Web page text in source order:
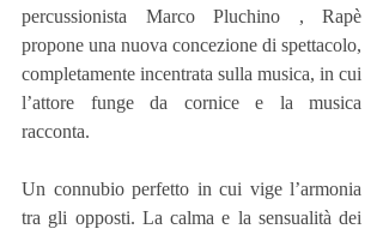
percussionista Marco Pluchino , Rapè
propone una nuova concezione di spettacolo,
completamente incentrata sulla musica, in cui
l’attore funge da cornice e la musica
racconta.
Un connubio perfetto in cui vige l’armonia
tra gli opposti. La calma e la sensualità dei